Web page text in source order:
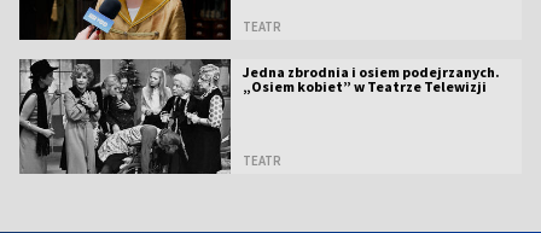
TEATR
Jedna zbrodnia i osiem podejrzanych.
„Osiem kobiet” w Teatrze Telewizji
TEATR